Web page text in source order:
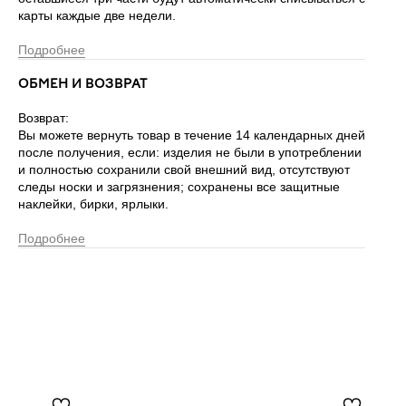
карты каждые две недели.
Подробнее
ОБМЕН И ВОЗВРАТ
Возврат:
Вы можете вернуть товар в течение 14 календарных дней
после получения, если: изделия не были в употреблении
и полностью сохранили свой внешний вид, отсутствуют
следы носки и загрязнения; сохранены все защитные
наклейки, бирки, ярлыки.
Подробнее